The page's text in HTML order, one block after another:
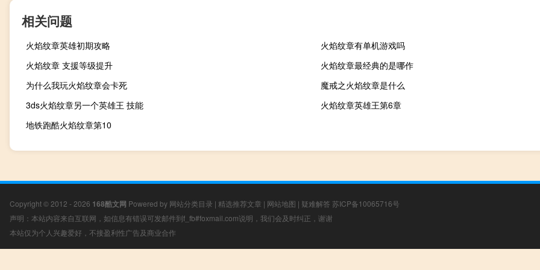
相关问题
火焰纹章英雄初期攻略
火焰纹章有单机游戏吗
火焰纹章 支援等级提升
火焰纹章最经典的是哪作
为什么我玩火焰纹章会卡死
魔戒之火焰纹章是什么
3ds火焰纹章另一个英雄王 技能
火焰纹章英雄王第6章
地铁跑酷火焰纹章第10
Copyright © 2012 - 2026 168酷文网 Powered by 网站分类目录 | 精选推荐文章 | 网站地图 | 疑难解答 苏ICP备10065716号
声明：本站内容来自互联网，如信息有错误可发邮件到f_fb#foxmail.com说明，我们会及时纠正，谢谢
本站仅为个人兴趣爱好，不接盈利性广告及商业合作